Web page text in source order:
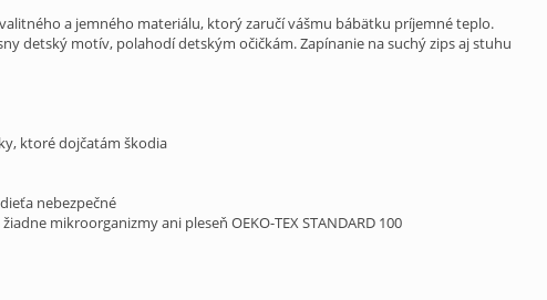
a jemného materiálu, ktorý zaručí vášmu bábätku príjemné teplo.
detský motív, polahodí detským očičkám. Zapínanie na suchý zips aj stuhu
ktoré dojčatám škodia
nebezpečné
mikroorganizmy ani pleseň OEKO-TEX STANDARD 100